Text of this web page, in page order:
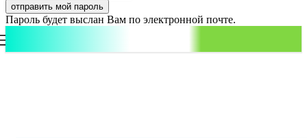
Пароль будет выслан Вам по электронной почте.